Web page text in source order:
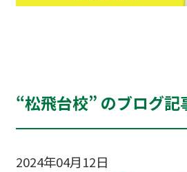
“松飛台校” のブログ記
2024年04月12日